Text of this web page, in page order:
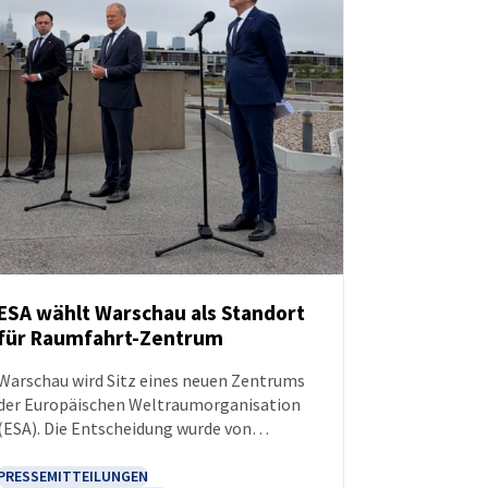
wählt Warschau als Standort
Raumfahrt-Zentrum
wird Sitz eines neuen Zentrums
Europäischen Weltraumorganisation
Die Entscheidung wurde von
für Finanzen und Wirtschaft